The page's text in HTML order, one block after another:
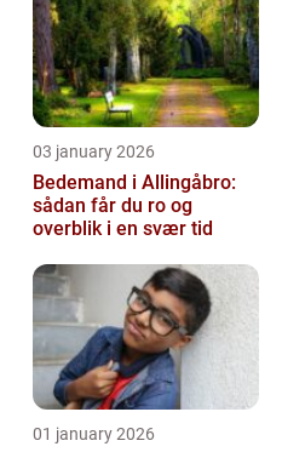
03 january 2026
Bedemand i Allingåbro:
sådan får du ro og
overblik i en svær tid
01 january 2026